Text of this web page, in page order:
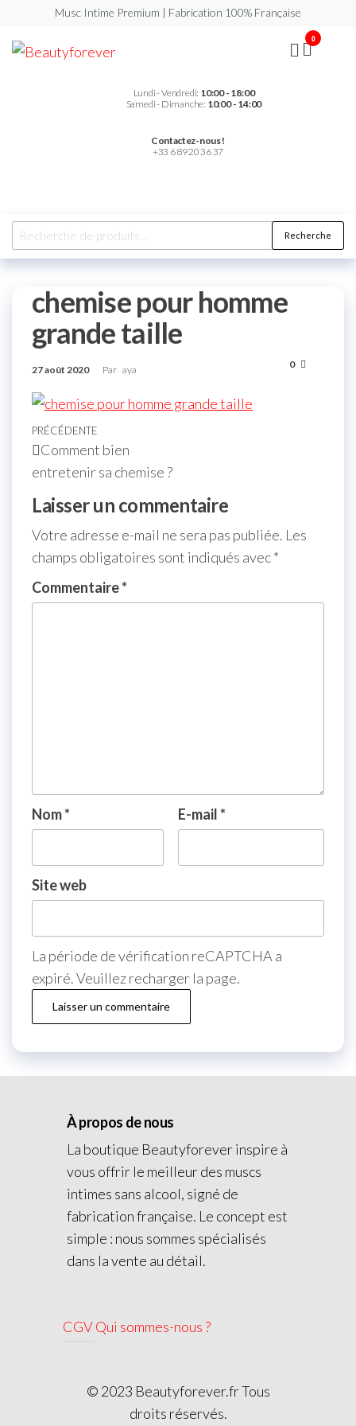
Musc Intime Premium | Fabrication 100% Française
Lundi - Vendredi: 10:00 - 18:00
Samedi - Dimanche: 10:00 - 14:00
Contactez-nous !
+33 6 89 20 36 37
0
Recherche
chemise pour homme
grande taille
27 août 2020 Par aya 0
PRÉCÉDENTE
Comment bien
entretenir sa chemise ?
Laisser un commentaire
Votre adresse e-mail ne sera pas publiée. Les
champs obligatoires sont indiqués avec*
Commentaire*
Nom* E-mail*
Site web
La période de vérification reCAPTCHA a
expiré. Veuillez recharger la page.
À propos de nous
La boutique Beautyforever inspire à
vous offrir le meilleur des muscs
intimes sans alcool, signé de
fabrication française. Le concept est
simple : nous sommes spécialisés
dans la vente au détail.
CGVQui sommes-nous ?
© 2023 Beautyforever.fr Tous
droits réservés.